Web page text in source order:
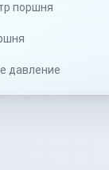
поршня
давление